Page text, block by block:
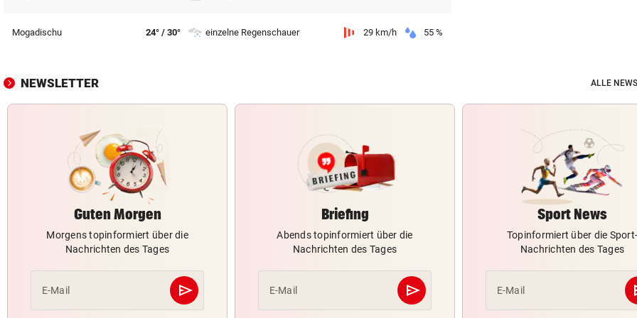
Mogadischu 24° / 30° einzelne Regenschauer 29 km/h 55 %
Bilder an Teenager
OKTOBERFEST 2026
Leni Klum präsentiert eigene
Dirndl-Kollektion
Ein Sieg des Antisemitismus
„Totale Eskalation“ mit
Star Sascha Huber
NEWSLETTER ALLE
Guten Morgen
Morgens topinformiert über die
Nachrichten des Tages
E-Mail send
Abschicken
Briefing
Abends topinformiert über die
Nachrichten des Tages
E-Mail send
Abschicken
Sport News
Topinformiert über die Sport-
Nachrichten des Tages
E-Mail